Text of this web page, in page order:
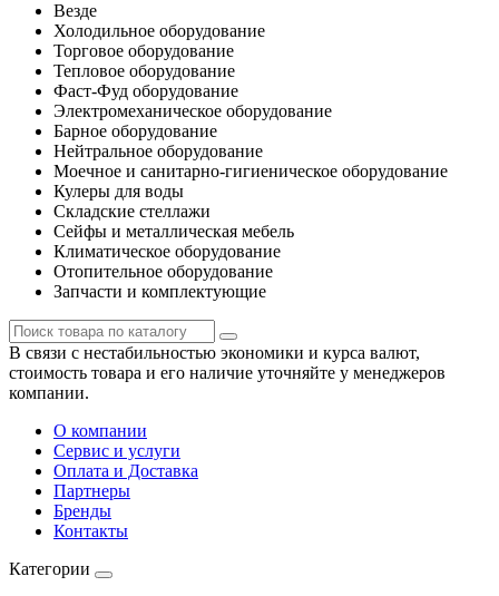
Везде
Холодильное оборудование
Торговое оборудование
Тепловое оборудование
Фаст-Фуд оборудование
Электромеханическое оборудование
Барное оборудование
Нейтральное оборудование
Моечное и санитарно-гигиеническое оборудование
Кулеры для воды
Складские стеллажи
Сейфы и металлическая мебель
Климатическое оборудование
Отопительное оборудование
Запчасти и комплектующие
В связи с нестабильностью экономики и курса валют,
стоимость товара и его наличие уточняйте у менеджеров
компании.
О компании
Сервис и услуги
Оплата и Доставка
Партнеры
Бренды
Контакты
Категории